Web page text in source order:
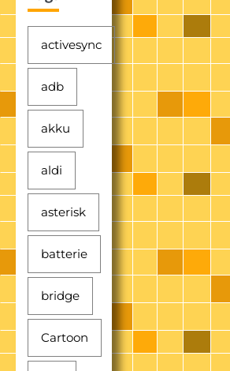
activesync
adb
akku
aldi
asterisk
batterie
bridge
Cartoon